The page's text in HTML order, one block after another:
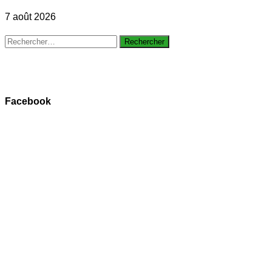
7 août 2026
Rechercher :
Facebook